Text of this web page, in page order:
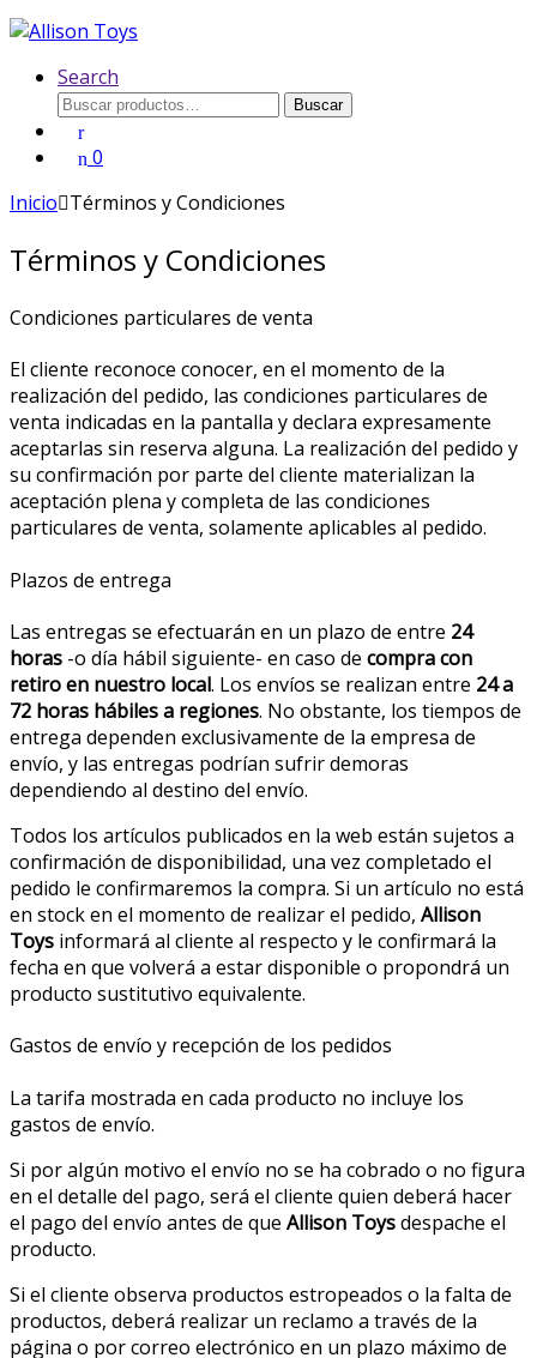
Search
Buscar
por:
Buscar
0
Inicio Términos y Condiciones
Términos y Condiciones
Condiciones particulares de venta
El cliente reconoce conocer, en el momento de la
realización del pedido, las condiciones particulares de
venta indicadas en la pantalla y declara expresamente
aceptarlas sin reserva alguna. La realización del pedido y
su confirmación por parte del cliente materializan la
aceptación plena y completa de las condiciones
particulares de venta, solamente aplicables al pedido.
Plazos de entrega
Las entregas se efectuarán en un plazo de entre 24
horas -o día hábil siguiente- en caso de compra con
retiro en nuestro local. Los envíos se realizan entre 24 a
72 horas hábiles a regiones. No obstante, los tiempos de
entrega dependen exclusivamente de la empresa de
envío, y las entregas podrían sufrir demoras
dependiendo al destino del envío.
Todos los artículos publicados en la web están sujetos a
confirmación de disponibilidad, una vez completado el
pedido le confirmaremos la compra. Si un artículo no está
en stock en el momento de realizar el pedido, Allison
Toys informará al cliente al respecto y le confirmará la
fecha en que volverá a estar disponible o propondrá un
producto sustitutivo equivalente.
Gastos de envío y recepción de los pedidos
La tarifa mostrada en cada producto no incluye los
gastos de envío.
Si por algún motivo el envío no se ha cobrado o no figura
en el detalle del pago, será el cliente quien deberá hacer
el pago del envío antes de que Allison Toysdespache el
producto.
Si el cliente observa productos estropeados o la falta de
productos, deberá realizar un reclamo a través de la
página o por correo electrónico en un plazo máximo de